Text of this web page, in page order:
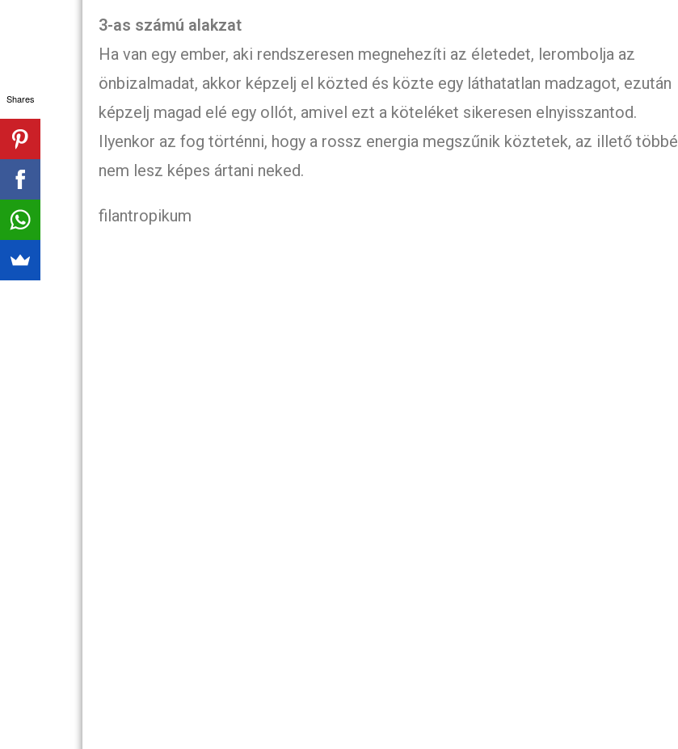
3-as számú alakzat
Ha van egy ember, aki rendszeresen megnehezíti az életedet, lerombolja az
önbizalmadat, akkor képzelj el közted és közte egy láthatatlan madzagot, ezután
képzelj magad elé egy ollót, amivel ezt a köteléket sikeresen elnyisszantod.
Ilyenkor az fog történni, hogy a rossz energia megszűnik köztetek, az illető többé
nem lesz képes ártani neked.
filantropikum
Shares